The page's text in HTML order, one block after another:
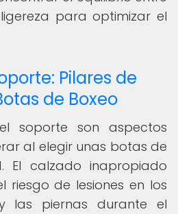
para optimizar el
Pilares de
de Boxeo
soporte son aspectos
al elegir unas botas de
El calzado inapropiado
riesgo de lesiones en los
las piernas durante el